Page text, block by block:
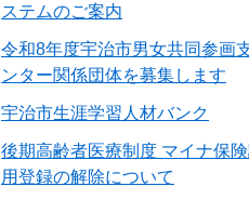
ステムのご案内
令和8年度宇治市男女共同参画
ンター関係団体を募集します
宇治市生涯学習人材バンク
後期高齢者医療制度 マイナ保険
用登録の解除について